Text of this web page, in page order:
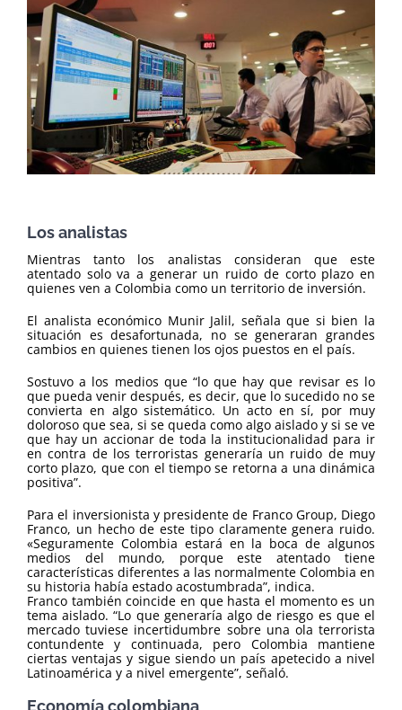
Los analistas
Mientras tanto los analistas consideran que este
atentado solo va a generar un ruido de corto plazo en
quienes ven a Colombia como un territorio de inversión.
El analista económico Munir Jalil, señala que si bien la
situación es desafortunada, no se generaran grandes
cambios en quienes tienen los ojos puestos en el país.
Sostuvo a los medios que “lo que hay que revisar es lo
que pueda venir después, es decir, que lo sucedido no se
convierta en algo sistemático. Un acto en sí, por muy
doloroso que sea, si se queda como algo aislado y si se ve
que hay un accionar de toda la institucionalidad para ir
en contra de los terroristas generaría un ruido de muy
corto plazo, que con el tiempo se retorna a una dinámica
positiva”.
Para el inversionista y presidente de Franco Group, Diego
Franco, un hecho de este tipo claramente genera ruido.
«Seguramente Colombia estará en la boca de algunos
medios del mundo, porque este atentado tiene
características diferentes a las normalmente Colombia en
su historia había estado acostumbrada”, indica.
Franco también coincide en que hasta el momento es un
tema aislado. “Lo que generaría algo de riesgo es que el
mercado tuviese incertidumbre sobre una ola terrorista
contundente y continuada, pero Colombia mantiene
ciertas ventajas y sigue siendo un país apetecido a nivel
Latinoamérica y a nivel emergente”, señaló.
Economía colombiana